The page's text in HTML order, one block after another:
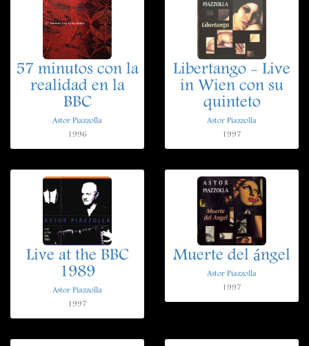
57 minutos con la
realidad en la
BBC
Astor Piazzolla
1996
Libertango - Live
in Wien con su
quinteto
Astor Piazzolla
1997
Live at the BBC
1989
Astor Piazzolla
1997
Muerte del ángel
Astor Piazzolla
1997